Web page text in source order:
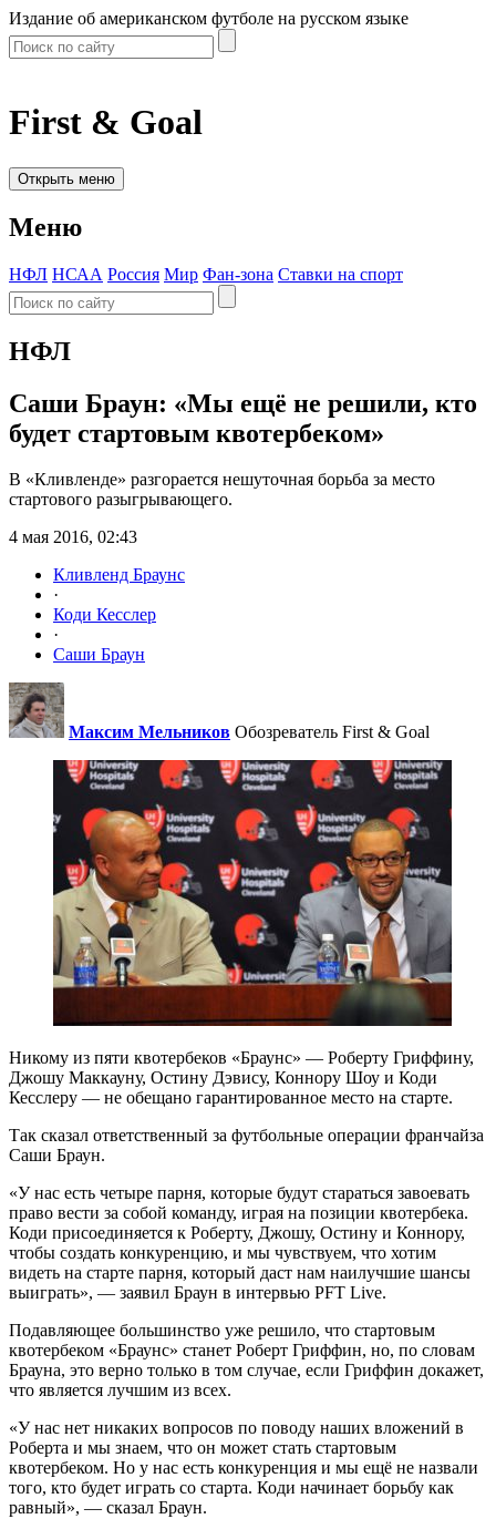
Издание об американском футболе на русском языке
First & Goal
Открыть меню
Меню
НФЛ НСАА Россия Мир Фан-зона Ставки на спорт
НФЛ
Саши Браун: «Мы ещё не решили, кто
будет стартовым квотербеком»
В «Кливленде» разгорается нешуточная борьба за место
стартового разыгрывающего.
4 мая 2016, 02:43
Кливленд Браунс
·
Коди Кесслер
·
Саши Браун
Максим Мельников Обозреватель First & Goal
Никому из пяти квотербеков «Браунс» — Роберту Гриффину,
Джошу Маккауну, Остину Дэвису, Коннору Шоу и Коди
Кесслеру — не обещано гарантированное место на старте.
Так сказал ответственный за футбольные операции франчайза
Саши Браун.
«У нас есть четыре парня, которые будут стараться завоевать
право вести за собой команду, играя на позиции квотербека.
Коди присоединяется к Роберту, Джошу, Остину и Коннору,
чтобы создать конкуренцию, и мы чувствуем, что хотим
видеть на старте парня, который даст нам наилучшие шансы
выиграть», — заявил Браун в интервью PFT Live.
Подавляющее большинство уже решило, что стартовым
квотербеком «Браунс» станет Роберт Гриффин, но, по словам
Брауна, это верно только в том случае, если Гриффин докажет,
что является лучшим из всех.
«У нас нет никаких вопросов по поводу наших вложений в
Роберта и мы знаем, что он может стать стартовым
квотербеком. Но у нас есть конкуренция и мы ещё не назвали
того, кто будет играть со старта. Коди начинает борьбу как
равный», — сказал Браун.